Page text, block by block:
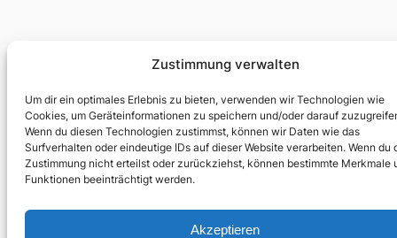
Zustimmung verwalten
Um dir ein optimales Erlebnis zu bieten, verwenden wir Technologien wie
Cookies, um Geräteinformationen zu speichern und/oder darauf
Wenn du diesen Technologien zustimmst, können wir Daten wie das
Surfverhalten oder eindeutige IDs auf dieser Website verarbeiten. Wenn du
Zustimmung nicht erteilst oder zurückziehst, können bestimmte Merkmale
Funktionen beeinträchtigt werden.
Akzeptieren